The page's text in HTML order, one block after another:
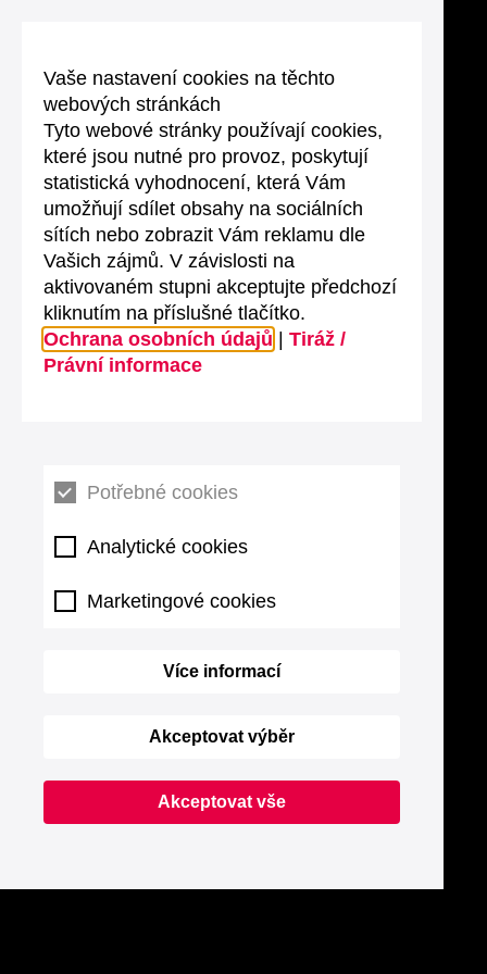
Vaše nastavení cookies na těchto
webových stránkách
Tyto webové stránky používají cookies,
které jsou nutné pro provoz, poskytují
statistická vyhodnocení, která Vám
umožňují sdílet obsahy na sociálních
sítích nebo zobrazit Vám reklamu dle
Vašich zájmů. V závislosti na
aktivovaném stupni akceptujte předchozí
kliknutím na příslušné tlačítko.
Ochrana osobních údajů
Tiráž /
Právní informace
Potřebné cookies
Analytické cookies
Marketingové cookies
Více informací
Akceptovat výběr
Akceptovat vše